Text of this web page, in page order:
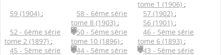
tome 1 (1906) ;
59 (1904) ;
58 - 6ème série
tome 8 (1903) ;
57 (1902) ;
56 (1901) ;
52 - 6ème série
tome 2 (1897) ;
50 - 5ème série
tome 10 (1896) ;
46 - 5ème série
tome 6 (1893) ;
45 - 5ème série
44 - 5ème série
43 - 5ème série